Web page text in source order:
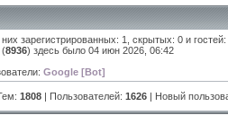
них зарегистрированных: 1, скрытых: 0 и
(8936) здесь было 04 июн 2026, 06:42
Google [Bot]
1808 | Пользователей: 1626 | Новый